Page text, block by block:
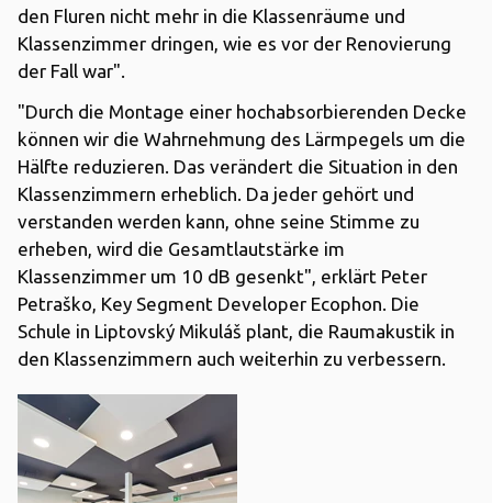
den Fluren nicht mehr in die Klassenräume und
Klassenzimmer dringen, wie es vor der Renovierung
der Fall war".
"Durch die Montage einer hochabsorbierenden Decke
können wir die Wahrnehmung des Lärmpegels um die
Hälfte reduzieren. Das verändert die Situation in den
Klassenzimmern erheblich. Da jeder gehört und
verstanden werden kann, ohne seine Stimme zu
erheben, wird die Gesamtlautstärke im
Klassenzimmer um 10 dB gesenkt", erklärt Peter
Petraško, Key Segment Developer Ecophon. Die
Schule in Liptovský Mikuláš plant, die Raumakustik in
den Klassenzimmern auch weiterhin zu verbessern.